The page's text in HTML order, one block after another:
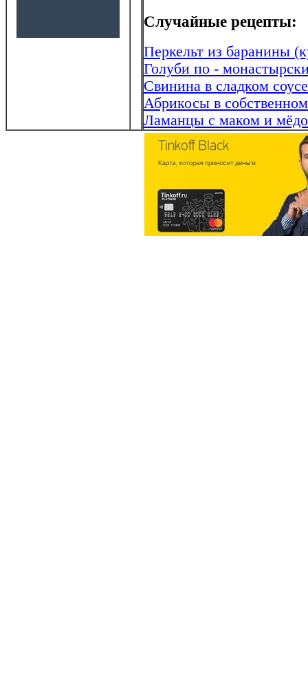
Случайные рецепты:
Перкельт из баранины
Голуби по -
Свинина в сладком
Абрикосы в
Ламанцы с маком и